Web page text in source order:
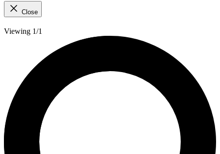
Close
Viewing 1/1